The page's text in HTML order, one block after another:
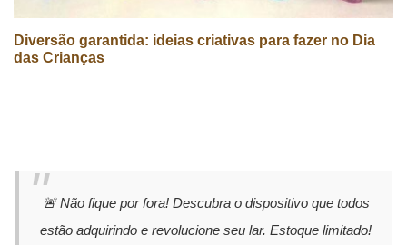
Diversão garantida: ideias criativas para fazer no Dia
das Crianças
🚨 Não fique por fora! Descubra o dispositivo que todos
estão adquirindo e revolucione seu lar. Estoque limitado!